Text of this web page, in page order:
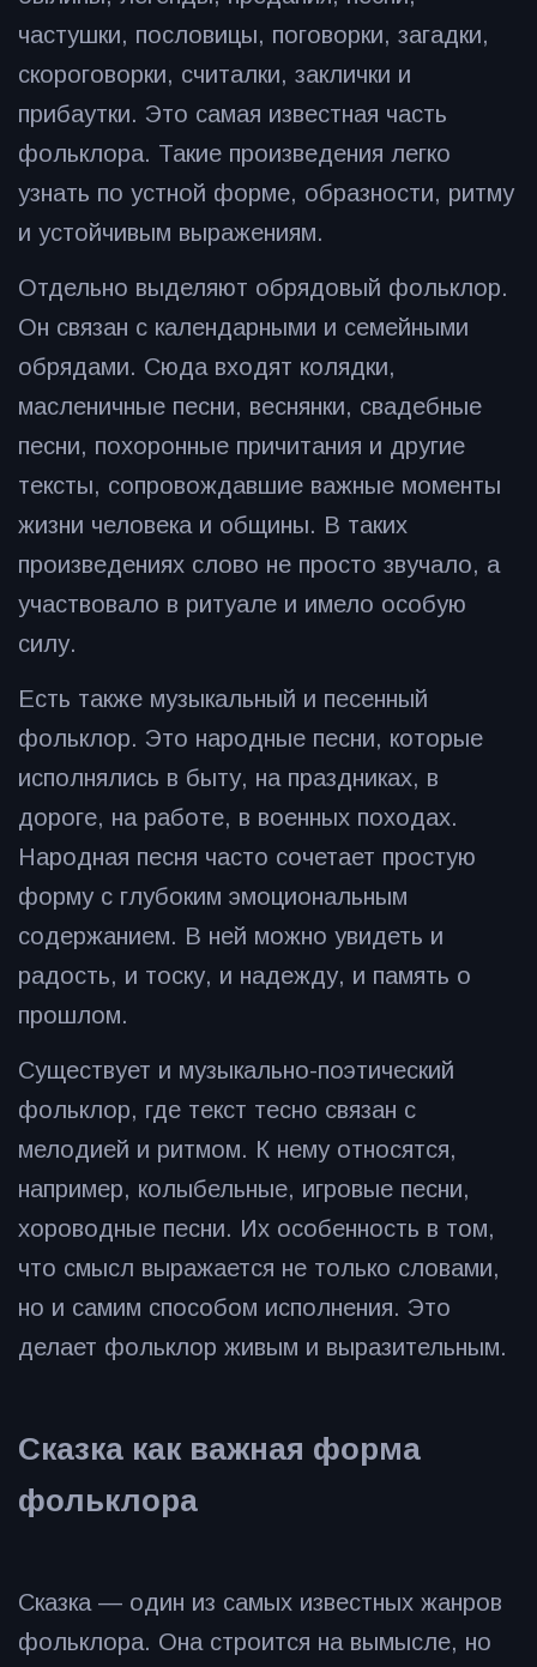
частушки, пословицы, поговорки, загадки,
скороговорки, считалки, заклички и
прибаутки. Это самая известная часть
фольклора. Такие произведения легко
узнать по устной форме, образности, ритму
и устойчивым выражениям.
Отдельно выделяют обрядовый фольклор.
Он связан с календарными и семейными
обрядами. Сюда входят колядки,
масленичные песни, веснянки, свадебные
песни, похоронные причитания и другие
тексты, сопровождавшие важные моменты
жизни человека и общины. В таких
произведениях слово не просто звучало, а
участвовало в ритуале и имело особую
силу.
Есть также музыкальный и песенный
фольклор. Это народные песни, которые
исполнялись в быту, на праздниках, в
дороге, на работе, в военных походах.
Народная песня часто сочетает простую
форму с глубоким эмоциональным
содержанием. В ней можно увидеть и
радость, и тоску, и надежду, и память о
прошлом.
Существует и музыкально-поэтический
фольклор, где текст тесно связан с
мелодией и ритмом. К нему относятся,
например, колыбельные, игровые песни,
хороводные песни. Их особенность в том,
что смысл выражается не только словами,
но и самим способом исполнения. Это
делает фольклор живым и выразительным.
Сказка как важная форма
фольклора
Сказка — один из самых известных жанров
фольклора. Она строится на вымысле, но